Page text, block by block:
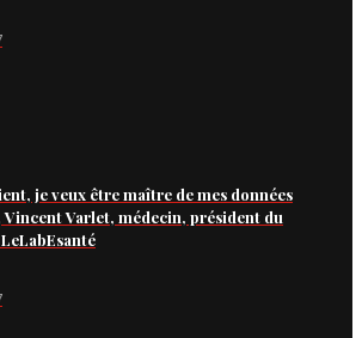
je veux être maître de mes données
Vincent Varlet, médecin, président du